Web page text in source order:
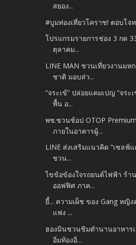
สยอง...
#บูมท่องเที่ยวโคราช! ตอบโจ
โปรแกรมรายการช่อง 3 กด
ตุลาคม...
LINE MAN ชวนเที่ยวงานมห
ชาติ มอบส่ว...
“จระเข้” ปล่อยแคมเปญ “จร
พื้น อ...
พช.ชวนช้อป OTOP
ภายในอาคารผู้...
LINE ส่งเสริมแนวคิด “เซลฟ์
ชวน...
ไขข้อข้องใจรถยนต์ไฟฟ้า ร้า
ออฟฟิศ ภาค...
ยี้... ความเผ็ช ของ Gang หญิ
แฟง ...
ฮองมินชวนชิมตำนานอาหารเ
อิ่มท้องอิ่...